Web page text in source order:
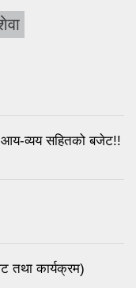
व्यय सहितको बजेट!!
तथा कार्यक्रम)